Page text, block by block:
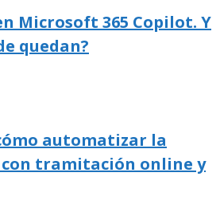
Microsoft 365 Copilot. Y
quedan?
automatizar la
tramitación online y